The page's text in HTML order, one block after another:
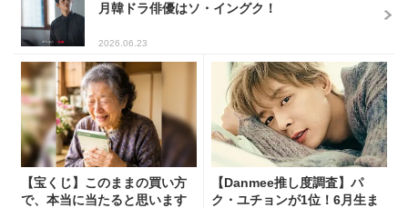
月韓ドラ俳優はソ・イングク！
2026.06.23
【宝くじ】このままの買い方
で、本当に当たると思います
【Danmee推し度調査】パ
ク・ユチョンが1位！6月生ま